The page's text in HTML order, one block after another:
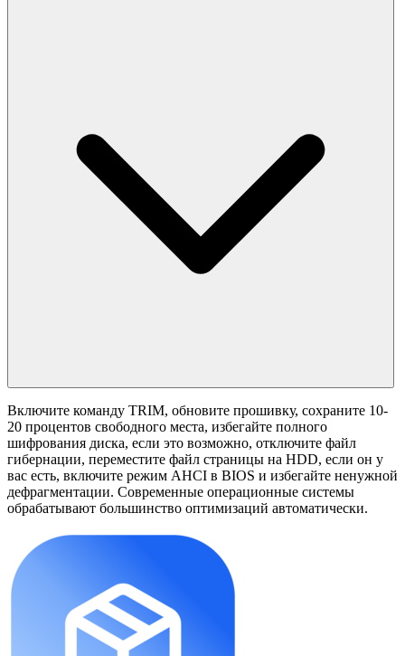
Включите команду TRIM, обновите прошивку, сохраните 10-
20 процентов свободного места, избегайте полного
шифрования диска, если это возможно, отключите файл
гибернации, переместите файл страницы на HDD, если он у
вас есть, включите режим AHCI в BIOS и избегайте ненужной
дефрагментации. Современные операционные системы
обрабатывают большинство оптимизаций автоматически.